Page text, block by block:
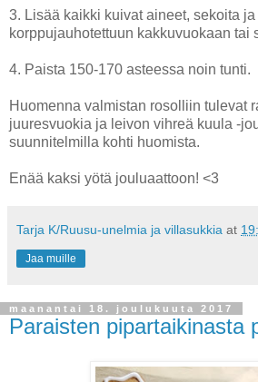
3. Lisää kaikki kuivat aineet, sekoita
korppujauhotettuun kakkuvuokaan tai
4. Paista 150-170 asteessa noin tunti.
Huomenna valmistan rosolliin tulevat
juuresvuokia ja leivon vihreä kuula -
suunnitelmilla kohti huomista.
Enää kaksi yötä jouluaattoon! <3
Tarja K/Ruusu-unelmia ja villasukkia at
Jaa muille
maanantai 18. joulukuuta 2017
Paraisten pipartaikinasta